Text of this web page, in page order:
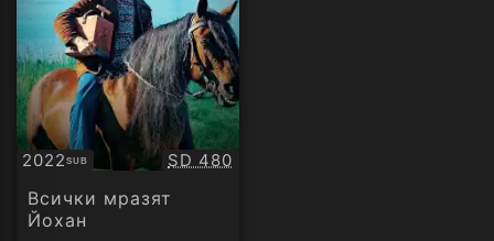
2022SUB
Субтитри Качество:
SD 480
Всички мразят
Йохан